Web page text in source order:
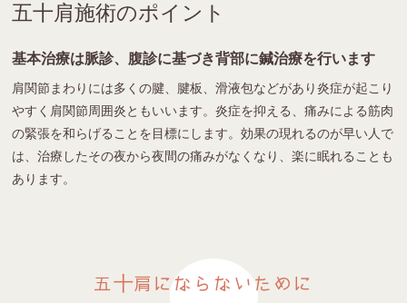
五十肩施術のポイント
基本治療は脈診、腹診に基づき背部に鍼治療を行います
肩関節まわりには多くの腱、腱板、滑液包などがあり炎症が起こり
やすく肩関節周囲炎ともいいます。炎症を抑える、痛みによる筋肉
の緊張を和らげることを目標にします。効果の現れるのが早い人で
は、治療したその夜から夜間の痛みがなくなり、楽に眠れることも
あります。
五十肩にならないために